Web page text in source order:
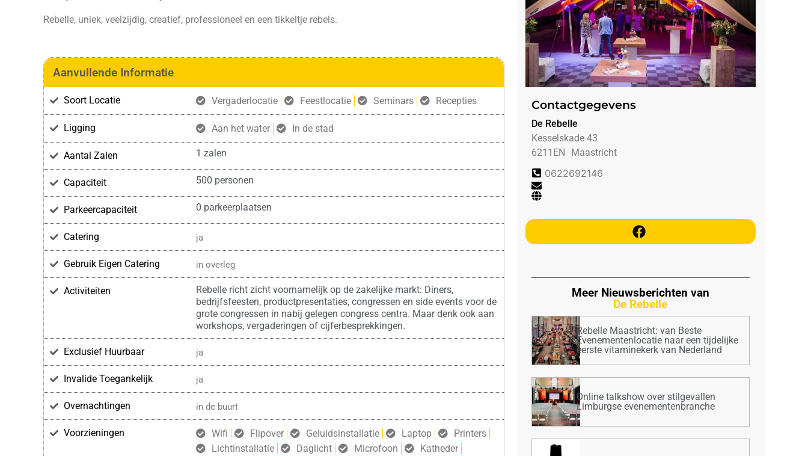
Rebelle, uniek, veelzijdig, creatief, professioneel en een tikkeltje rebels.
Aanvullende Informatie
Soort Locatie Vergaderlocatie Feestlocatie Seminars Recepties
Ligging Aan het water In de stad
Aantal Zalen 1 zalen
Capaciteit 500 personen
Parkeercapaciteit 0 parkeerplaatsen
Catering ja
Gebruik Eigen Catering in overleg
Activiteiten
Rebelle richt zicht voornamelijk op de zakelijke markt: Diners,
bedrijfsfeesten, productpresentaties, congressen en side events voor de
grote congressen in nabij gelegen congress centra. Maar denk ook aan
workshops, vergaderingen of cijferbesprekkingen.
Exclusief Huurbaar ja
Invalide Toegankelijk ja
Overnachtingen in de buurt
Voorzieningen Wifi Flipover Geluidsinstallatie Laptop
Printers
Lichtinstallatie
Daglicht Microfoon
Katheder
Contactgegevens
De Rebelle
Kesselskade 43
6211EN
Maastricht
0622692146
Meer Nieuwsberichten van
De Rebelle
Rebelle Maastricht: van Beste
Evenementenlocatie naar een tijdelijke
eerste vitaminekerk van Nederland
Online talkshow over stilgevallen
Limburgse evenementenbranche